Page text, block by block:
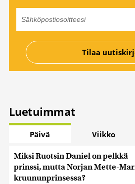
Luetuimmat
Päivä Viikko
Miksi Ruotsin Daniel on pelkkä
prinssi, mutta Norjan Mette-
kruununprinsessa?